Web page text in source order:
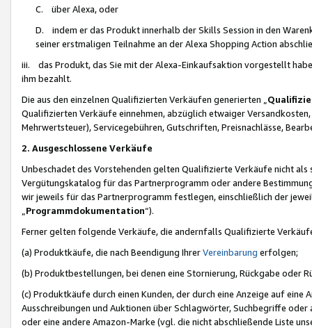
C. über Alexa, oder
D. indem er das Produkt innerhalb der Skills Session in den
seiner erstmaligen Teilnahme an der Alexa Shopping Action
iii. das Produkt, das Sie mit der Alexa-Einkaufsaktion vorgestellt
ihm bezahlt.
Die aus den einzelnen Qualifizierten Verkäufen generierten „
Qualifizierten Verkäufe einnehmen, abzüglich etwaiger
Mehrwertsteuer), Servicegebühren, Gutschriften, Preisnachlässe,
2. Ausgeschlossene Verkäufe
Unbeschadet des Vorstehenden gelten Qualifizierte Verkäufe nicht
Vergütungskatalog für das Partnerprogramm oder andere
wir jeweils für das Partnerprogramm festlegen, einschließlich der
Programmdokumentation“).
Ferner gelten folgende Verkäufe, die andernfalls Qualifizierte
(a) Produktkäufe, die nach Beendigung IhrerVereinbarung erfolgen;
(b) Produktbestellungen, bei denen eine Stornierung, Rückgabe oder
(c) Produktkäufe durch einen Kunden, der durch eine Anzeige auf
Ausschreibungen und Auktionen über Schlagwörter, Suchbegriffe
oder eine andere Amazon-Marke (vgl. die nicht abschließende Liste